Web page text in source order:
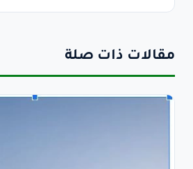
مقالات ذات صلة